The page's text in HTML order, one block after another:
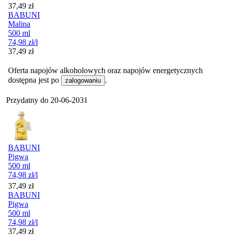
Cena
37,49 zł
BABUNI
Malina
500 ml
74,98 zł/l
Cena
37,49 zł
Oferta napojów alkoholowych oraz napojów energetycznych
dostępna jest po
zalogowaniu .
Przydatny do 20-06-2031
BABUNI
Pigwa
500 ml
74,98 zł/l
Cena
37,49 zł
BABUNI
Pigwa
500 ml
74,98 zł/l
Cena
37,49 zł